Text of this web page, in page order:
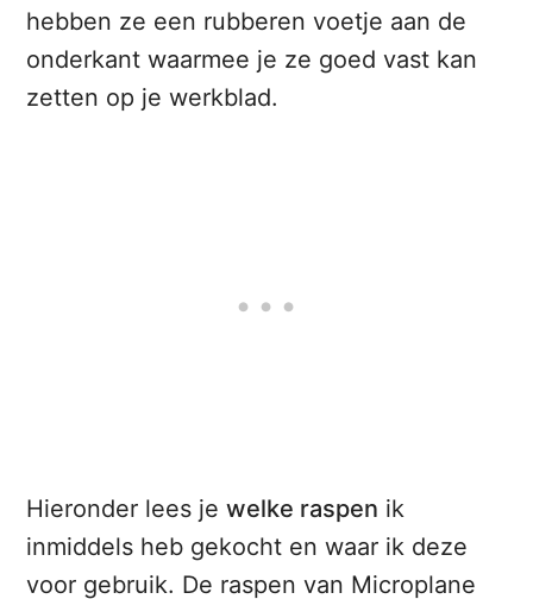
hebben ze een rubberen voetje aan de
onderkant waarmee je ze goed vast kan
zetten op je werkblad.
Hieronder lees jewelke raspen ik
inmiddels heb gekocht en waar ik deze
voor gebruik. De raspen van Microplane